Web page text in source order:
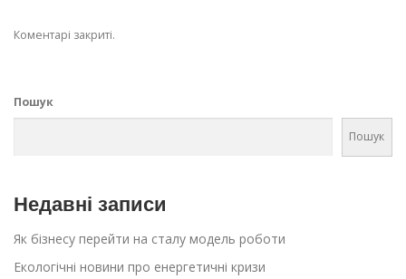
Коментарі закриті.
Пошук
Пошук
Недавні записи
Як бізнесу перейти на сталу модель роботи
Екологічні новини про енергетичні кризи